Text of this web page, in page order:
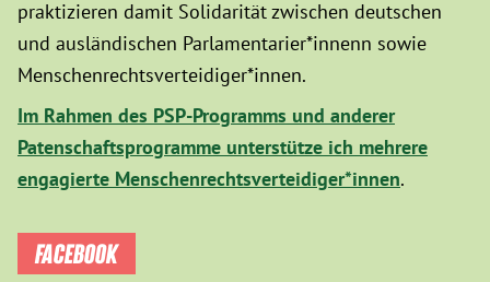
praktizieren damit Solidarität zwischen deutschen
und ausländischen Parlamentarier*innenn sowie
Menschenrechtsverteidiger*innen.
Im Rahmen des PSP-Programms und anderer
Patenschaftsprogramme unterstütze ich mehrere
engagierte Menschenrechtsverteidiger*innen.
FACEBOOK